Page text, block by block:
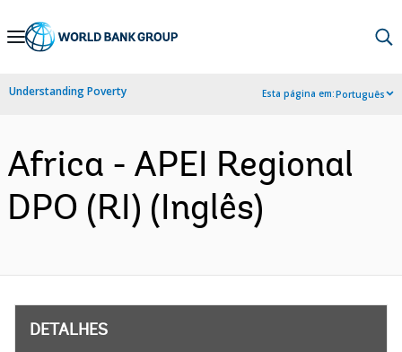
Skip
Navigation
Understanding Poverty Esta página em:Português
Africa - APEI Regional
DPO (RI) (Inglês)
DETALHES